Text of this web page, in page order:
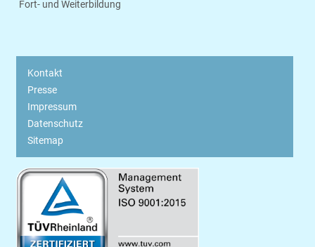
Fort- und Weiterbildung
Kontakt
Presse
Impressum
Datenschutz
Sitemap